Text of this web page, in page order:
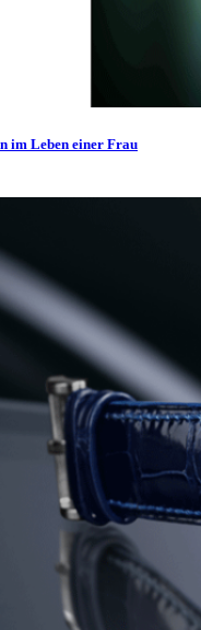
im Leben einer Frau